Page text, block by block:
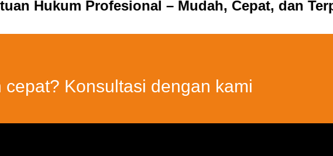
Hukum Profesional – Mudah, Cepat, dan
cepat? Konsultasi dengan kami